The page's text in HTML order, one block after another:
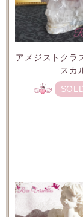
アメジストク
スカ